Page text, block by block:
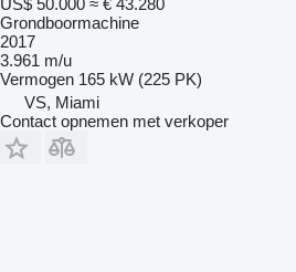
US$ 50.000 ≈ € 43.280
Grondboormachine
2017
3.961 m/u
Vermogen 165 kW (225 PK)
VS, Miami
Contact opnemen met verkoper